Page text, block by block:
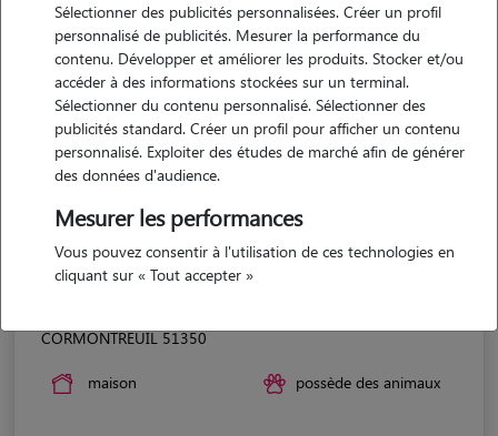
CORMONTREUIL 51350
maison possède des animaux
Sélectionner des publicités personnalisées. Créer un profil
personnalisé de publicités. Mesurer la performance du
contenu. Développer et améliorer les produits. Stocker et/ou
accéder à des informations stockées sur un terminal.
Sélectionner du contenu personnalisé. Sélectionner des
publicités standard. Créer un profil pour afficher un contenu
personnalisé. Exploiter des études de marché afin de générer
des données d'audience.
Mesurer les performances
Vous pouvez consentir à l'utilisation de ces technologies en
cliquant sur « Tout accepter »